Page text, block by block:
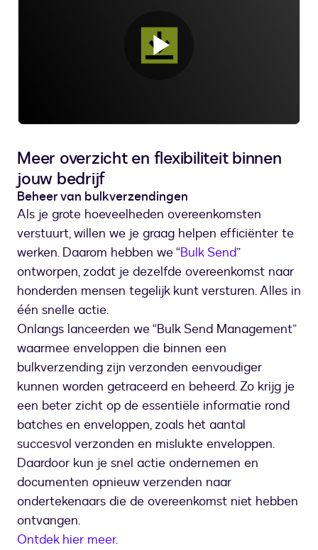
Video
afspelen
Meer overzicht en flexibiliteit binnen
jouw bedrijf
Beheer van bulkverzendingen
Als je grote hoeveelheden overeenkomsten
verstuurt, willen we je graag helpen efficiënter te
werken. Daarom hebben we “Bulk Send”
ontworpen, zodat je dezelfde overeenkomst naar
honderden mensen tegelijk kunt versturen. Alles in
één snelle actie.
Onlangs lanceerden we “Bulk Send Management”
waarmee enveloppen die binnen een
bulkverzending zijn verzonden eenvoudiger
kunnen worden getraceerd en beheerd. Zo krijg je
een beter zicht op de essentiële informatie rond
batches en enveloppen, zoals het aantal
succesvol verzonden en mislukte enveloppen.
Daardoor kun je snel actie ondernemen en
documenten opnieuw verzenden naar
ondertekenaars die de overeenkomst niet hebben
ontvangen.
Ontdek hier meer.